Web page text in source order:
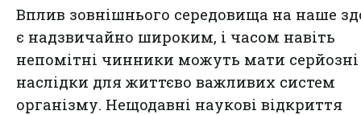
Вплив зовнішнього середовища на наше
є надзвичайно широким, і часом навіть
непомітні чинники можуть мати серйозні
наслідки для життєво важливих систем
організму. Нещодавні наукові відкриття